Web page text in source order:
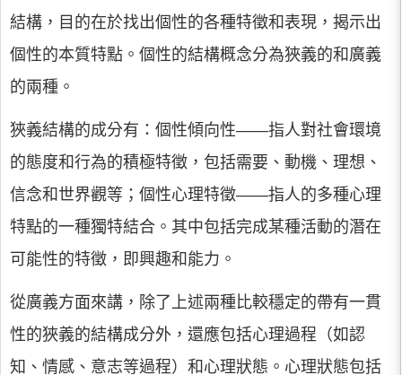
結構，目的在於找出個性的各種特徵和表現，揭示出
個性的本質特點。個性的結構概念分為狹義的和廣義
的兩種。
狹義結構的成分有：個性傾向性——指人對社會環境
的態度和行為的積極特徵，包括需要、動機、理想、
信念和世界觀等；個性心理特徵——指人的多種心理
特點的一種獨特結合。其中包括完成某種活動的潛在
可能性的特徵，即興趣和能力。
從廣義方面來講，除了上述兩種比較穩定的帶有一貫
性的狹義的結構成分外，還應包括心理過程（如認
知、情感、意志等過程）和心理狀態。心理狀態包括